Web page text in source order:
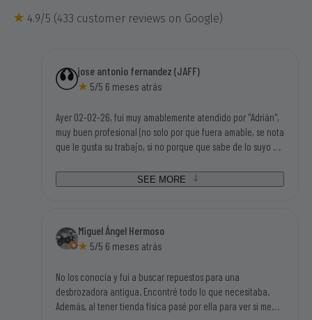
4.9/5 (433 customer reviews on Google)
jose antonio fernandez (JAFF)
5/5 6 meses atrás
Ayer 02-02-26, fui muy amablemente atendido por "Adrián",
muy buen profesional (no solo por que fuera amable, se nota
que le gusta su trabajo, si no porque que sabe de lo suyo y
disponian de los repuestos que necesitaba para poder
seguir utilizandola. Tampoco me parecieron caros los
piezas que necesitaba y con buen precio). Gracias sin duda
volveré a su tienda.
SEE MORE
Miguel Ángel Hermoso
5/5 6 meses atrás
No los conocía y fui a buscar repuestos para una
desbrozadora antigua. Encontré todo lo que necesitaba.
Además, al tener tienda física pasé por ella para ver si me